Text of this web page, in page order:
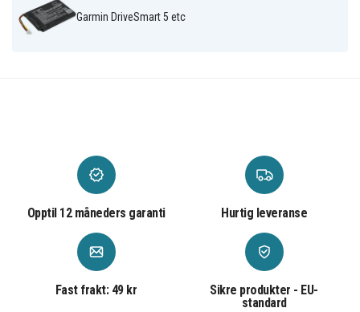
Garmin DriveSmart 5 etc
Opptil 12 måneders garanti Hurtig leveranse
Fast frakt: 49 kr
Sikre produkter - EU-
standard